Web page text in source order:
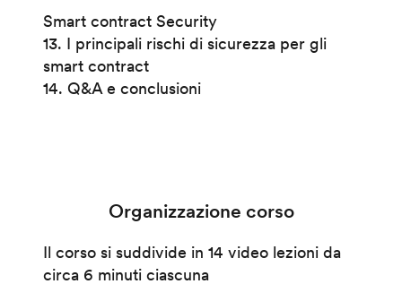
Smart contract Security
13. I principali rischi di sicurezza per gli
smart contract
14. Q&A e conclusioni
Organizzazione corso
Il corso si suddivide in 14 video lezioni da
circa 6 minuti ciascuna